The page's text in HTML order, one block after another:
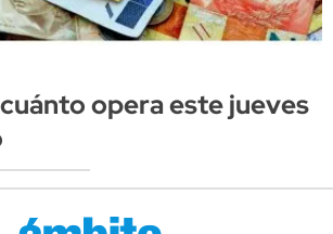
cuánto opera este jueves